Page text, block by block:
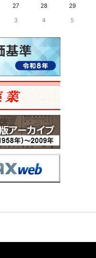
27 28
29
3 4 5